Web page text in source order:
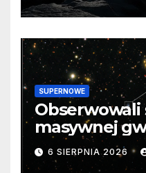
SUPERNOWE
Obserwowali
masywnej
samego
cenne dane
6 SIERPNIA 2026